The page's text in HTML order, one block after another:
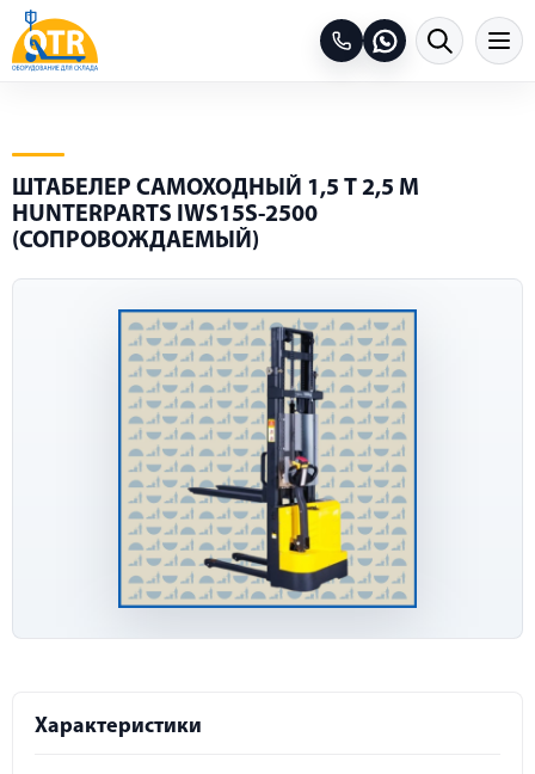
ШТАБЕЛЕР САМОХОДНЫЙ 1,5 Т 2,5 М
HUNTERPARTS IWS15S-2500
(СОПРОВОЖДАЕМЫЙ)
Характеристики